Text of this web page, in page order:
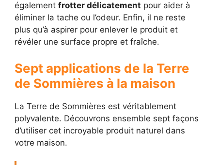
également frotter délicatement pour aider à
éliminer la tache ou l’odeur. Enfin, il ne reste
plus qu’à aspirer pour enlever le produit et
révéler une surface propre et fraîche.
Sept applications de la Terre
de Sommières à la maison
La Terre de Sommières est véritablement
polyvalente. Découvrons ensemble sept façons
d’utiliser cet incroyable produit naturel dans
votre maison.